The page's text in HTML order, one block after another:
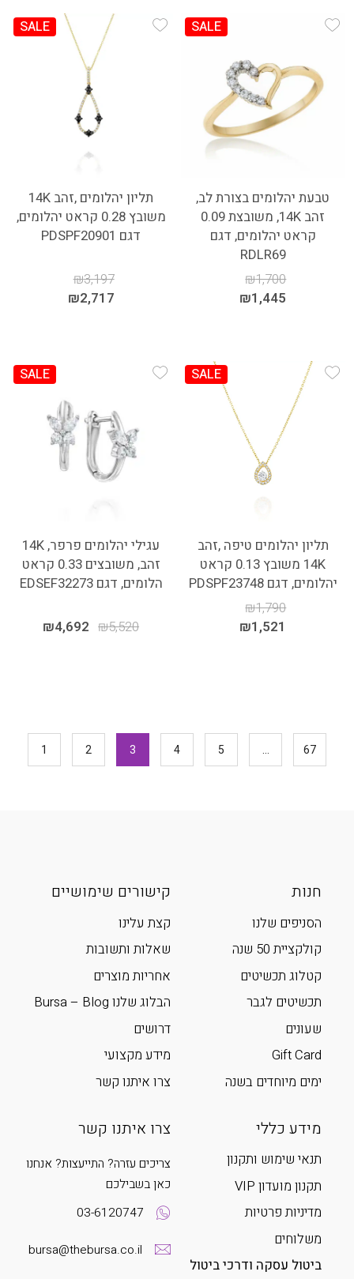
SALE
טבעת יהלומים בצורת לב,
זהב 14K, משובצת 0.09
קראט יהלומים, דגם
RDLR69
₪1,700
₪1,445
Add Wishlist
SALE
תליון יהלומים ,זהב 14K
משובץ 0.28 קראט יהלומים,
דגם PDSPF20901
₪3,197
₪2,717
Add Wishlist
SALE
תליון יהלומים טיפה ,זהב
14K משובץ 0.13 קראט
יהלומים, דגם PDSPF23748
₪1,790
₪1,521
SALE
עגילי יהלומים פרפר, 14K
זהב, משובצים 0.33 קראט
הלומים, דגם EDSEF32273
₪5,520
₪4,692
1 2 3 4 5 … 67
חנות
הסניפים שלנו
קולקציית 50 שנה
קטלוג תכשיטים
תכשיטים לגבר
שעונים
Gift Card
ימים מיוחדים בשנה
קישורים שימושיים
קצת עלינו
שאלות ותשובות
אחריות מוצרים
הבלוג שלנו Bursa – Blog
דרושים
מידע מקצועי
צרו איתנו קשר
מידע כללי
תנאי שימוש ותקנון
תקנון מועדון VIP
מדיניות פרטיות
משלוחים
ביטול עסקה ודרכי ביטול
צרו איתנו קשר
צריכים עזרה? התייעצות? אנחנו
כאן בשבילכם
03-6120747
bursa@thebursa.co.il